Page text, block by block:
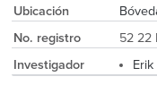
Ubicación
No. registro
52 22
Investigador